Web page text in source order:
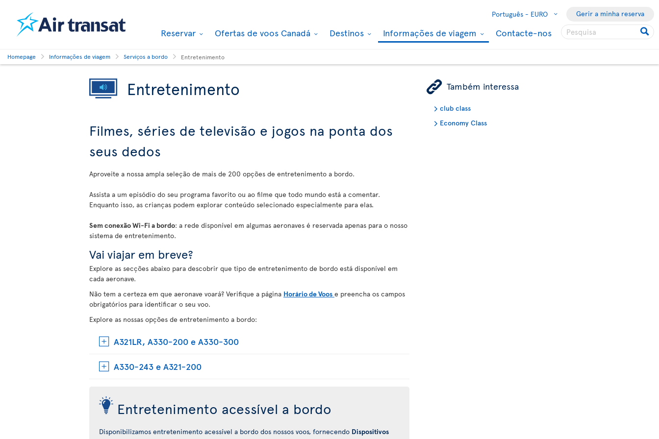
Português - EURO Gerir a minha reserva
Reservar Ofertas de voos Canadá Destinos Informações de viagem Contacte-nos
Homepage Informações de viagem Serviços a bordo Entretenimento
Entretenimento
Filmes, séries de televisão e jogos na ponta dos
seus dedos
Aproveite a nossa ampla seleção de mais de 200 opções de entretenimento a bordo.
Assista a um episódio do seu programa favorito ou ao filme que todo mundo está a comentar.
Enquanto isso, as crianças podem explorar conteúdo selecionado especialmente para elas.
Sem conexão Wi-Fi a bordo: a rede disponível em algumas aeronaves é reservada apenas para o nosso
sistema de entretenimento.
Vai viajar em breve?
Explore as secções abaixo para descobrir que tipo de entretenimento de bordo está disponível em
cada aeronave.
Não tem a certeza em que aeronave voará? Verifique a página Horário de Voos e preencha os campos
obrigatórios para identificar o seu voo.
Explore as nossas opções de entretenimento a bordo:
A321LR, A330-200 e A330-300
A330-243 e A321-200
Entretenimento acessível a bordo
Disponibilizamos entretenimento acessível a bordo dos nossos voos, fornecendo Dispositivos
ÿ Também interessa
club class
Economy Class